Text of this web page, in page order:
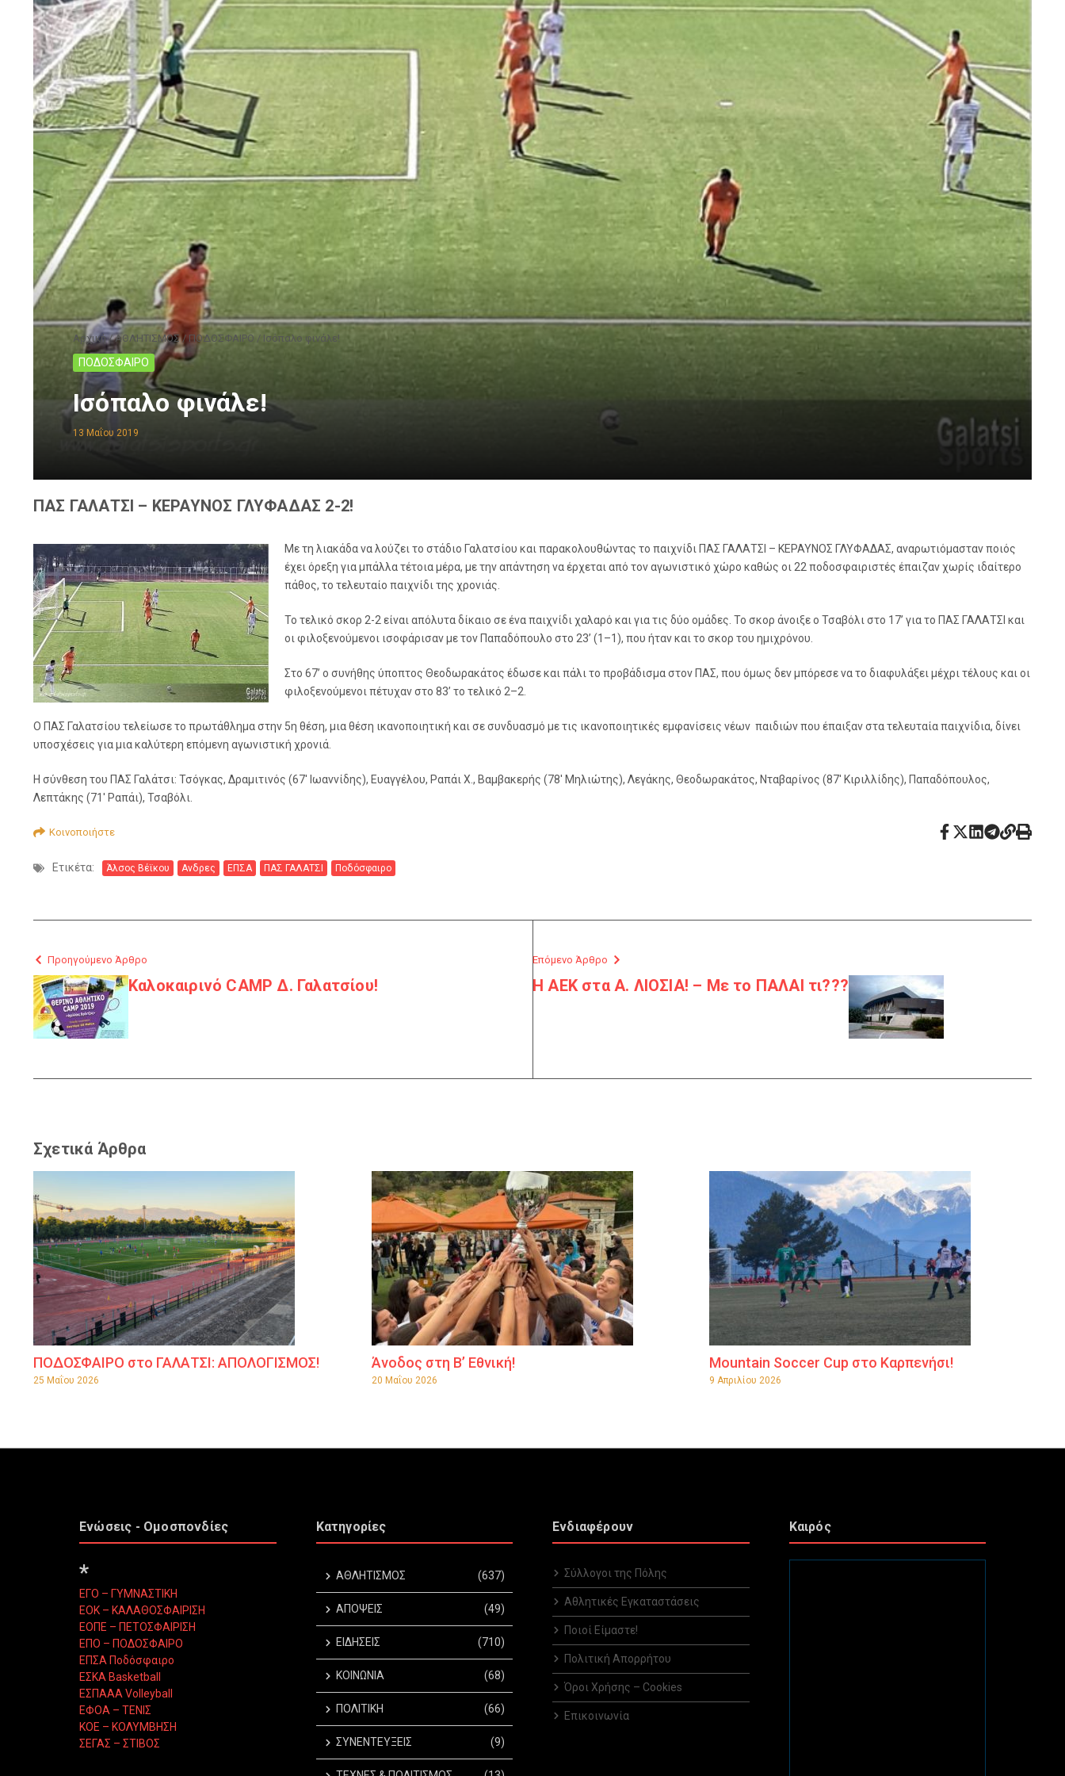
Αρχική/ΑΘΛΗΤΙΣΜΟΣ/ΠΟΔΟΣΦΑΙΡΟ / Ισόπαλο φινάλε!
ΠΟΔΟΣΦΑΙΡΟ
Ισόπαλο φινάλε!
13 Μαΐου 2019
ΠΑΣ ΓΑΛΑΤΣΙ – ΚΕΡΑΥΝΟΣ ΓΛΥΦΑΔΑΣ 2-2!
Με τη λιακάδα να λούζει το στάδιο Γαλατσίου και παρακολουθώντας το παιχνίδι ΠΑΣ ΓΑΛΑΤΣΙ – ΚΕΡΑΥΝΟΣ ΓΛΥΦΑΔΑΣ, αναρωτιόμασταν ποιός
έχει όρεξη για μπάλλα τέτοια μέρα, με την απάντηση να έρχεται από τον αγωνιστικό χώρο καθώς οι 22 ποδοσφαιριστές έπαιζαν χωρίς ιδαίτερο
πάθος, το τελευταίο παιχνίδι της χρονιάς.
Το τελικό σκορ 2-2 είναι απόλυτα δίκαιο σε ένα παιχνίδι χαλαρό και για τις δύο ομάδες. Το σκορ άνοιξε ο Τσαβόλι στο 17’ για το ΠΑΣ ΓΑΛΑΤΣΙ και
οι φιλοξενούμενοι ισοφάρισαν με τον Παπαδόπουλο στο 23’ (1–1), που ήταν και το σκορ του ημιχρόνου.
Στο 67’ ο συνήθης ύποπτος Θεοδωρακάτος έδωσε και πάλι το προβάδισμα στον ΠΑΣ, που όμως δεν μπόρεσε να το διαφυλάξει μέχρι τέλους και οι
φιλοξενούμενοι πέτυχαν στο 83’ το τελικό 2–2.
Ο ΠΑΣ Γαλατσίου τελείωσε το πρωτάθλημα στην 5η θέση, μια θέση ικανοποιητική και σε συνδυασμό με τις ικανοποιητικές εμφανίσεις νέων παιδιών που έπαιξαν στα τελευταία παιχνίδια, δίνει
υποσχέσεις για μια καλύτερη επόμενη αγωνιστική χρονιά.
Η σύνθεση του ΠΑΣ Γαλάτσι: Τσόγκας, Δραμιτινός (67′ Ιωαννίδης), Ευαγγέλου, Ραπάι Χ., Βαμβακερής (78′ Μηλιώτης), Λεγάκης, Θεοδωρακάτος, Νταβαρίνος (87′ Κιριλλίδης), Παπαδόπουλος,
Λεπτάκης (71′ Ραπάι), Τσαβόλι.
Κοινοποιήστε
Ετικέτα: Άλσος Βέϊκου Ανδρες ΕΠΣΑ ΠΑΣ ΓΑΛΑΤΣΙ Ποδόσφαιρο
Προηγούμενο Άρθρο
Καλοκαιρινό CAMP Δ. Γαλατσίου!
Επόμενο Άρθρο
Η ΑΕΚ στα Α. ΛΙΟΣΙΑ! – Με το ΠΑΛΑΙ τι???
Σχετικά Άρθρα
ΠΟΔΟΣΦΑΙΡΟ στο ΓΑΛΑΤΣΙ: ΑΠΟΛΟΓΙΣΜΟΣ!
25 Μαΐου 2026
Άνοδος στη Β’ Εθνική!
20 Μαΐου 2026
Mountain Soccer Cup στο Καρπενήσι!
9 Απριλίου 2026
Ενώσεις - Ομοσπονδίες
*
ΕΓΟ – ΓΥΜΝΑΣΤΙΚΗ
ΕΟΚ – ΚΑΛΑΘΟΣΦΑΙΡΙΣΗ
ΕΟΠΕ – ΠΕΤΟΣΦΑΙΡΙΣΗ
ΕΠΟ – ΠΟΔΟΣΦΑΙΡΟ
ΕΠΣΑ Ποδόσφαιρο
ΕΣΚΑ Basketball
ΕΣΠΑΑΑ Volleyball
ΕΦΟΑ – ΤΕΝΙΣ
ΚΟΕ – ΚΟΛΥΜΒΗΣΗ
ΣΕΓΑΣ – ΣΤΙΒΟΣ
Κατηγορίες
ΑΘΛΗΤΙΣΜΟΣ (637)
ΑΠΟΨΕΙΣ (49)
ΕΙΔΗΣΕΙΣ (710)
ΚΟΙΝΩΝΙΑ (68)
ΠΟΛΙΤΙΚΗ (66)
ΣΥΝΕΝΤΕΥΞΕΙΣ (9)
Ενδιαφέρουν
Σύλλογοι της Πόλης
Αθλητικές Εγκαταστάσεις
Ποιοί Είμαστε!
Πολιτική Απορρήτου
Όροι Χρήσης – Cookies
Επικοινωνία
Καιρός